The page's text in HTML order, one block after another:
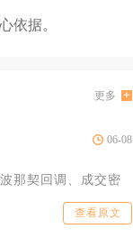
依据。
更多
06-08
那契回调、成交密
查看原文